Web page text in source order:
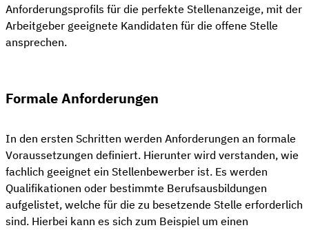
Anforderungsprofils für die perfekte Stellenanzeige, mit der
Arbeitgeber geeignete Kandidaten für die offene Stelle
ansprechen.
Formale Anforderungen
In den ersten Schritten werden Anforderungen an formale
Voraussetzungen definiert. Hierunter wird verstanden, wie
fachlich geeignet ein Stellenbewerber ist. Es werden
Qualifikationen oder bestimmte Berufsausbildungen
aufgelistet, welche für die zu besetzende Stelle erforderlich
sind. Hierbei kann es sich zum Beispiel um einen